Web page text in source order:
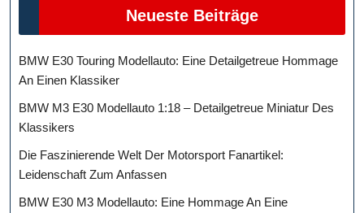
Neueste Beiträge
BMW E30 Touring Modellauto: Eine Detailgetreue Hommage
An Einen Klassiker
BMW M3 E30 Modellauto 1:18 – Detailgetreue Miniatur Des
Klassikers
Die Faszinierende Welt Der Motorsport Fanartikel:
Leidenschaft Zum Anfassen
BMW E30 M3 Modellauto: Eine Hommage An Eine